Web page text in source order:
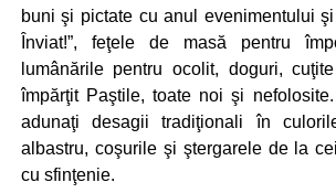
buni şi pictate cu anul evenimentului
Înviat!”, feţele de masă pentru
lumânările pentru ocolit, doguri,
împărţit Paştile, toate noi şi
adunaţi desagii tradiţionali în
albastru, coşurile şi ştergarele de la
cu sfinţenie.